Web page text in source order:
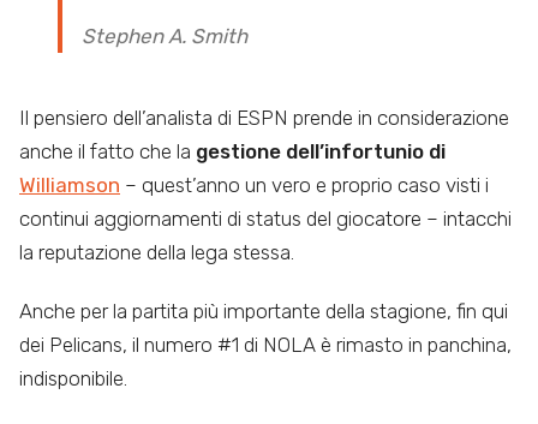
Stephen A. Smith
Il pensiero dell’analista di ESPN prende in considerazione
anche il fatto che la gestione dell’infortunio di
Williamson – quest’anno un vero e proprio caso visti i
continui aggiornamenti di status del giocatore – intacchi
la reputazione della lega stessa.
Anche per la partita più importante della stagione, fin qui
dei Pelicans, il numero #1 di NOLA è rimasto in panchina,
indisponibile.